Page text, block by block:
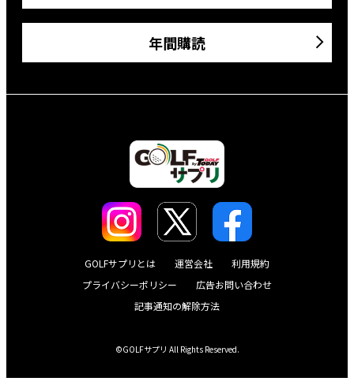
年間購読
GOLFサプリとは 運営会社
利用規約
プライバシーポリシー
広告お問い合わせ
記事通知の解除方法
©GOLFサプリ All Rights Reserved.